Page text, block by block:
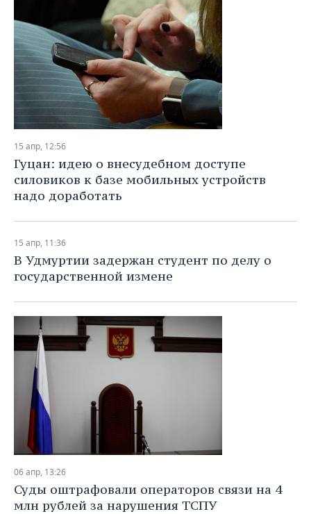
15 апр, 12:56
Гуцан: идею о внесудебном доступе
силовиков к базе мобильных устройств
надо доработать
15 апр, 11:36
В Удмуртии задержан студент по делу о
государственной измене
06 апр, 13:26
Суды оштрафовали операторов связи на 4
млн рублей за нарушения ТСПУ